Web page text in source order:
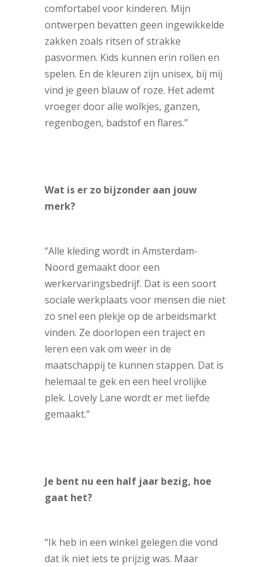
comfortabel voor kinderen. Mijn
ontwerpen bevatten geen ingewikkelde
zakken zoals ritsen of strakke
pasvormen. Kids kunnen erin rollen en
spelen. En de kleuren zijn unisex, bij mij
vind je geen blauw of roze. Het ademt
vroeger door alle wolkjes, ganzen,
regenbogen, badstof en flares.”
Wat is er zo bijzonder aan jouw
merk?
“Alle kleding wordt in Amsterdam-
Noord gemaakt door een
werkervaringsbedrijf. Dat is een soort
sociale werkplaats voor mensen die niet
zo snel een plekje op de arbeidsmarkt
vinden. Ze doorlopen een traject en
leren een vak om weer in de
maatschappij te kunnen stappen. Dat is
helemaal te gek en een heel vrolijke
plek. Lovely Lane wordt er met liefde
gemaakt.”
Je bent nu een half jaar bezig, hoe
gaat het?
“Ik heb in een winkel gelegen die vond
dat ik niet iets te prijzig was. Maar